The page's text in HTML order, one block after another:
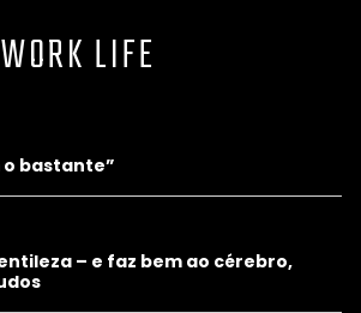
WORK LIFE
o bastante”
– e faz bem ao cérebro,